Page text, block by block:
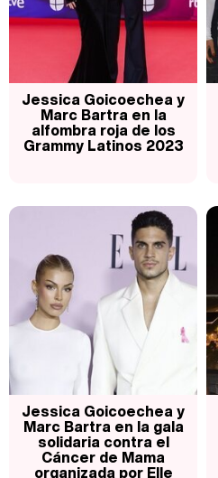
Jessica Goicoechea y
Marc Bartra en la
alfombra roja de los
Grammy Latinos 2023
Jessica Goicoechea y
Marc Bartra en la gala
solidaria contra el
Cáncer de Mama
organizada por Elle